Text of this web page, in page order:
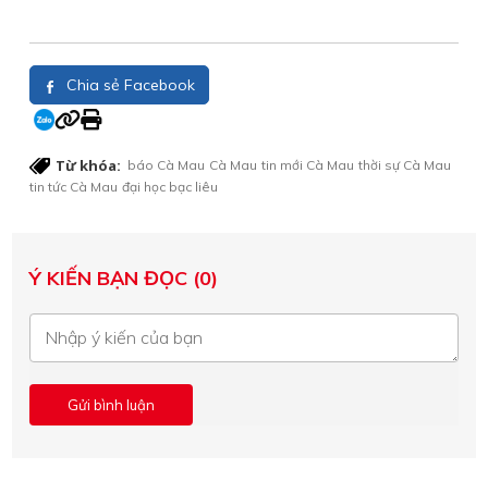
Chia sẻ Facebook
Từ khóa: báo Cà Mau Cà Mau tin mới Cà Mau thời sự Cà Mau
tin tức Cà Mau đại học bạc liêu
Ý KIẾN BẠN ĐỌC (0)